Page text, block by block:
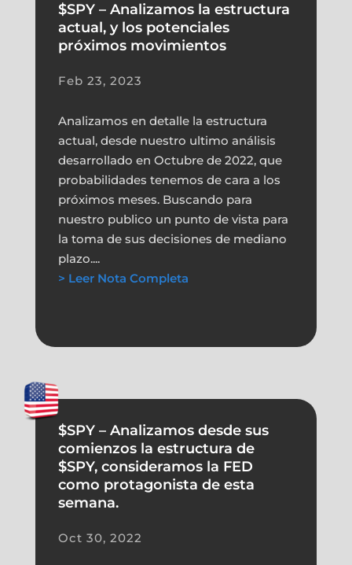
$SPY – Analizamos la estructura
actual, y los potenciales
próximos movimientos
Feb 23, 2023
Analizamos en detalle la estructura
actual, desde nuestro ultimo análisis
desarrollado en Octubre de 2022, que
probabilidades tenemos de cara a los
próximos meses. Buscando para
nuestro publico un punto de vista para
la toma de sus decisiones de mediano
plazo....
> Leer Nota Completa
$SPY – Analizamos desde sus
comienzos la estructura de
$SPY, consideramos la FED
como protagonista de esta
semana.
Oct 30, 2022